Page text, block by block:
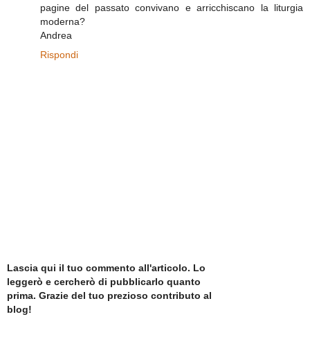
pagine del passato convivano e arricchiscano la liturgia
moderna?
Andrea
Rispondi
Lascia qui il tuo commento all'articolo. Lo
leggerò e cercherò di pubblicarlo quanto
prima. Grazie del tuo prezioso contributo al
blog!